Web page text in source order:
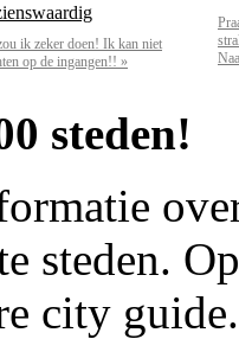
ik zeker doen! Ik kan niet
op de ingangen!! »
steden!
steden.
city guide.